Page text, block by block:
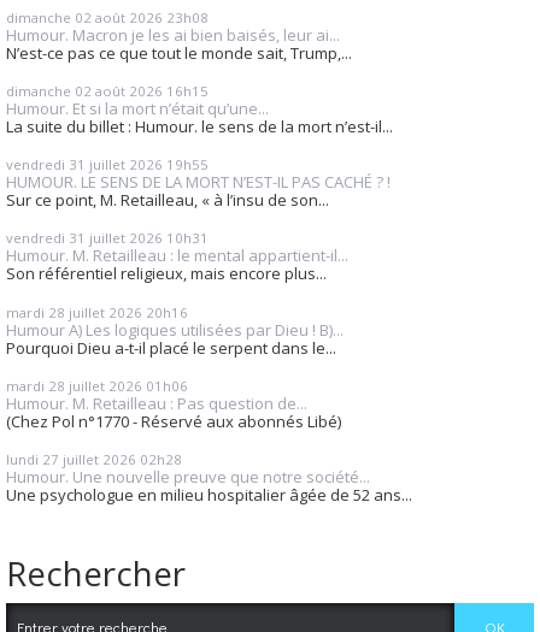
dimanche 02 août 2026 23h08
Humour. Macron je les ai bien baisés, leur ai...
N’est-ce pas ce que tout le monde sait, Trump,...
dimanche 02 août 2026 16h15
Humour. Et si la mort n’était qu’une...
La suite du billet : Humour. le sens de la mort n’est-il...
vendredi 31 juillet 2026 19h55
HUMOUR. LE SENS DE LA MORT N’EST-IL PAS CACHÉ ? !
Sur ce point, M. Retailleau, « à l’insu de son...
vendredi 31 juillet 2026 10h31
Humour. M. Retailleau : le mental appartient-il...
Son référentiel religieux, mais encore plus...
mardi 28 juillet 2026 20h16
Humour A) Les logiques utilisées par Dieu ! B)...
Pourquoi Dieu a-t-il placé le serpent dans le...
mardi 28 juillet 2026 01h06
Humour. M. Retailleau : Pas question de...
(Chez Pol n°1770 - Réservé aux abonnés Libé)
lundi 27 juillet 2026 02h28
Humour. Une nouvelle preuve que notre société...
Une psychologue en milieu hospitalier âgée de 52 ans...
Rechercher